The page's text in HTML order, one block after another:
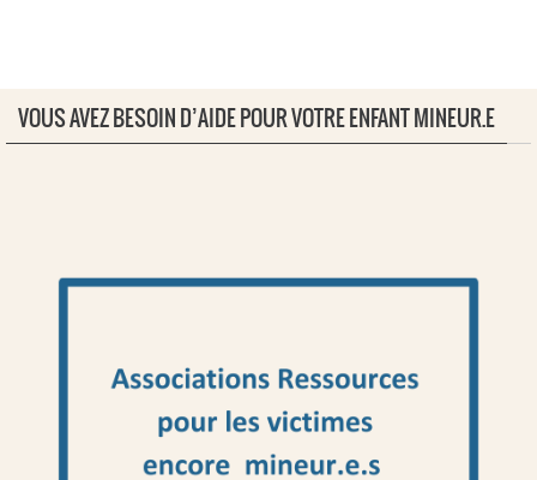
VOUS AVEZ BESOIN D’AIDE POUR VOTRE ENFANT MINEUR.E